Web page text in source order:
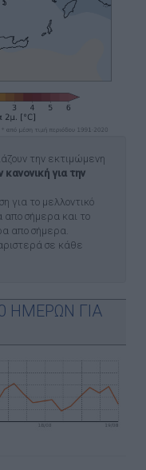
την εκτιμώμενη
για την
για το μελλοντικό
απο σήμερα και το
απο σήμερα.
σε κάθε
ΗΜΕΡΩΝ ΓΙΑ